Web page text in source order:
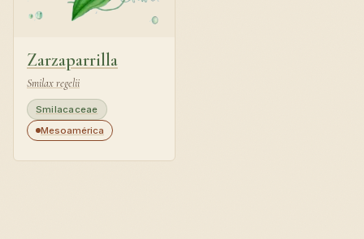
Zarzaparrilla
Smilax regelii
Smilacaceae
Mesoamérica